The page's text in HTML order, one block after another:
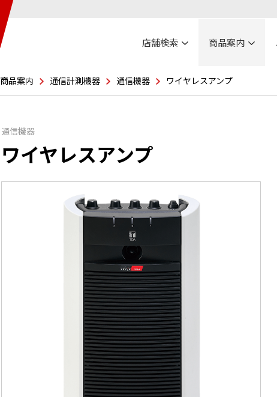
店舗検索 商品案内
商品案内 通信計測機器 通信機器 ワイヤレスアンプ
通信機器
ワイヤレスアンプ